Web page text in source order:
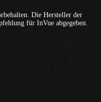
Die Hersteller der
für InVue abgegeben.